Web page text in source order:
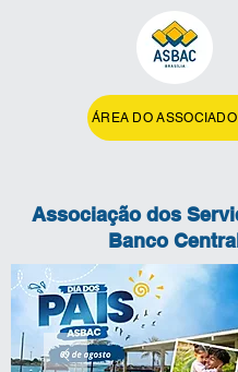
ÁREA DO ASSOCIADO
Associação dos
Banco